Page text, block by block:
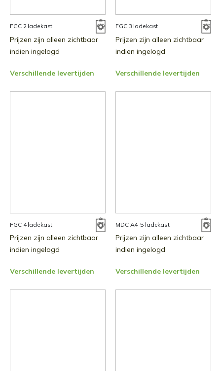
FGC 2 ladekast
Prijzen zijn alleen zichtbaar
indien ingelogd
Verschillende levertijden
FGC 3 ladekast
Prijzen zijn alleen zichtbaar
indien ingelogd
Verschillende levertijden
FGC 4 ladekast
Prijzen zijn alleen zichtbaar
indien ingelogd
Verschillende levertijden
MDC A4-5 ladekast
Prijzen zijn alleen zichtbaar
indien ingelogd
Verschillende levertijden